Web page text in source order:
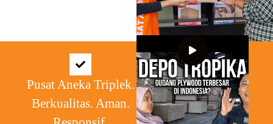
Pusat Aneka Triplek.
Berkualitas. Aman.